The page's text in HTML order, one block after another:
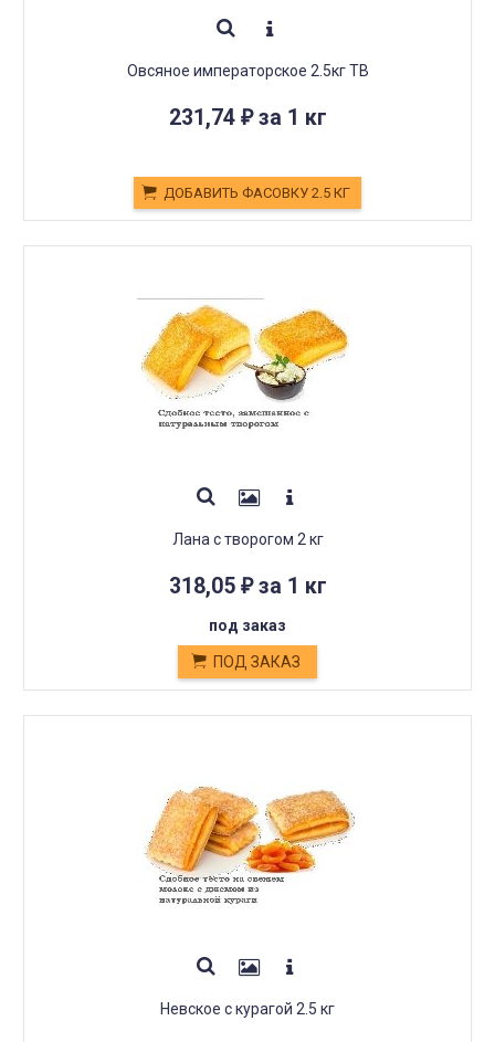
Овсяное императорское 2.5кг ТВ
231,74 ₽за 1 кг
ДОБАВИТЬ ФАСОВКУ 2.5 КГ
Лана с творогом 2 кг
318,05 ₽за 1 кг
под заказ
ПОД ЗАКАЗ
Невское с курагой 2.5 кг